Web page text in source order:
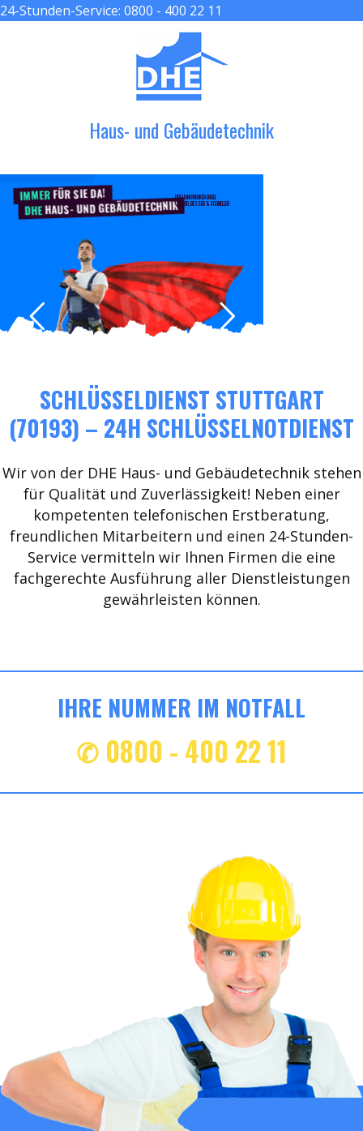
24-Stunden-Service: 0800 - 400 22 11
Haus- und Gebäudetechnik
IMMERFÜR SIE DA!
DHEHAUS- UND GEBÄUDETECHNIK
DER HANDWERKER ENGEL
GRÖßER, BESSER & SCHNELLER
SCHLÜSSELDIENST STUTTGART
(70193) – 24H SCHLÜSSELNOTDIENST
Wir von der DHE Haus- und Gebäudetechnik stehen
für Qualität und Zuverlässigkeit! Neben einer
kompetenten telefonischen Erstberatung,
freundlichen Mitarbeitern und einen 24-Stunden-
Service vermitteln wir Ihnen Firmen die eine
fachgerechte Ausführung aller Dienstleistungen
gewährleisten können.
IHRE NUMMER IM NOTFALL
✆ 0800 - 400 22 11